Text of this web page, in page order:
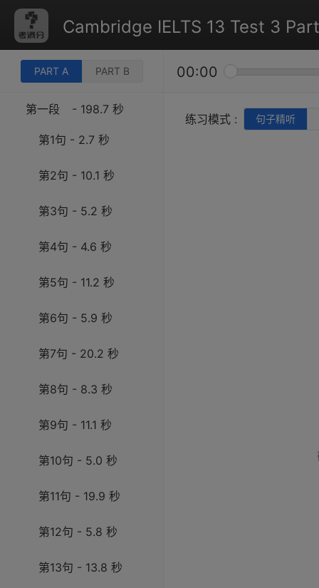
Cambridge IELTS 13 Test 3
PART A PART B 00:00
第一段 - 198.7 秒
第1句 - 2.7 秒
第2句 - 10.1 秒
第3句 - 5.2 秒
第4句 - 4.6 秒
第5句 - 11.2 秒
第6句 - 5.9 秒
第7句 - 20.2 秒
第8句 - 8.3 秒
第9句 - 11.1 秒
第10句 - 5.0 秒
第11句 - 19.9 秒
第12句 - 5.8 秒
第13句 - 13.8 秒
练习模式 : 句子精听